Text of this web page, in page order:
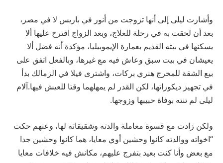
وأشارت ليلى إلى أنها تزوجت من أنور في باريس لا في مصر،
بعد أن لحقت به في رحلة للعلاج، وبعد الزواج اقترح عليها ألا
يسكنها في بيته القديم بعمارة الإيموبيليا، مؤكدة أنه فضل ألا
يعيشان في بيت سبق وعاش فيه مع غيرها، وبالفعل اتفق على
بيع الشقة للمخرج هنري بركات، واشترى فيلا في الزمالك بدأ
في تجهيز ديكوراتها، لكن القدر لم يمهلهما وقتا للعيش فيها.آلام
ليلى لم تنته بوفاة حبيبها وزوجها.
ولكن زادت مع قسوة معاملة والدته وشقيقاته لها، وعنهم حكت
“اخواته ووالدته كانوا وحشين أوي معايا، هما كانوا وحشين جدا
مع بعض وأنا كنت بعيد بتفرج عليهم، مكانش فيه خلافات معايا